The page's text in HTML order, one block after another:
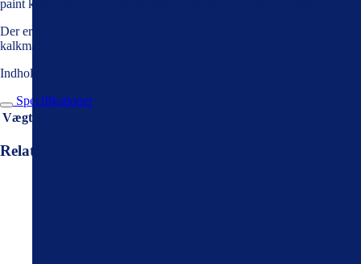
paint kalkmaling til et hit i boligindretningen overalt i Danmark.
Der er 3-10 dages leveringstid på Jeanne d’Arc Vintage paint
kalkmaling.
Indhold: 100 ml
Specifikationer
Vægt
Relaterede varer